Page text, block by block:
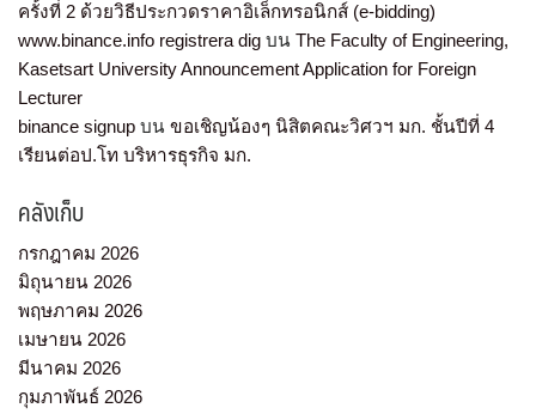
ครั้งที่ 2 ด้วยวิธีประกวดราคาอิเล็กทรอนิกส์ (e-bidding)
www.binance.info registrera dig บน The Faculty of Engineering,
Kasetsart University Announcement Application for Foreign
Lecturer
binance signup บน ขอเชิญน้องๆ นิสิตคณะวิศวฯ มก. ชั้นปีที่ 4
เรียนต่อป.โท บริหารธุรกิจ มก.
คลังเก็บ
กรกฎาคม 2026
มิถุนายน 2026
พฤษภาคม 2026
เมษายน 2026
มีนาคม 2026
กุมภาพันธ์ 2026